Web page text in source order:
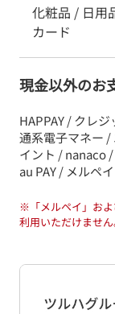
化粧品 / 日用
カード
現金以外のお
HAPPAY / クレ
通系電子マネー /
イント / nanaco
au PAY / メルペ
※ 「メルペイ」お
利用いただけません